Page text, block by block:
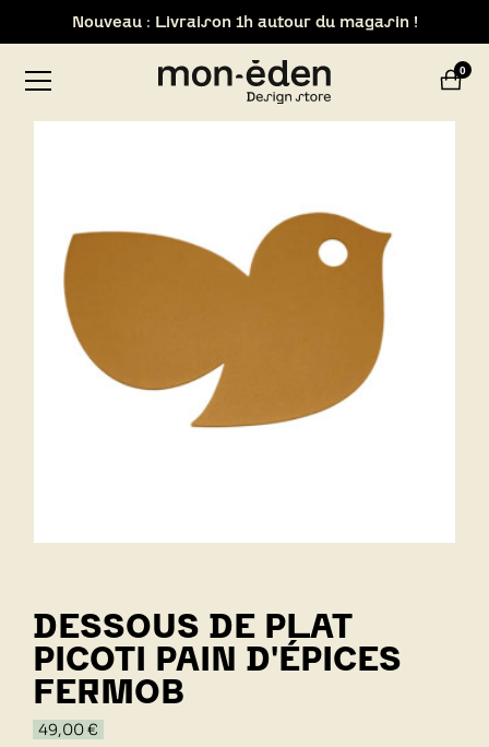
DESSOUS DE PLAT
PICOTI PAIN D'ÉPICES
FERMOB
49,00 €
Retrait de votre commande dans notre design store de
Lyon-Brignais 0